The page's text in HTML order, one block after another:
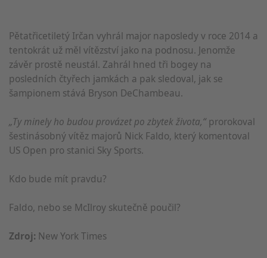
Pětatřicetiletý Irčan vyhrál major naposledy v roce 2014 a
tentokrát už měl vítězství jako na podnosu. Jenomže
závěr prostě neustál. Zahrál hned tři bogey na
posledních čtyřech jamkách a pak sledoval, jak se
šampionem stává Bryson DeChambeau.
„Ty minely ho budou provázet po zbytek života,“prorokoval
šestinásobný vítěz majorů Nick Faldo, který komentoval
US Open pro stanici Sky Sports.
Kdo bude mít pravdu?
Faldo, nebo se McIlroy skutečně poučil?
Zdroj: New York Times